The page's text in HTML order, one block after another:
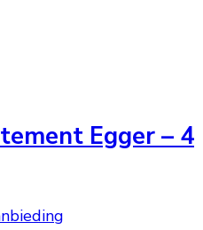
Egger – 4